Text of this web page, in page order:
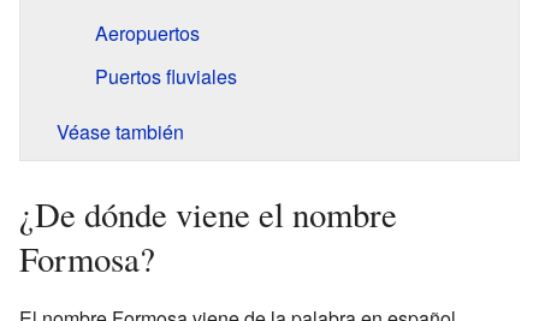
Aeropuertos
Puertos fluviales
Véase también
¿De dónde viene el nombre
Formosa?